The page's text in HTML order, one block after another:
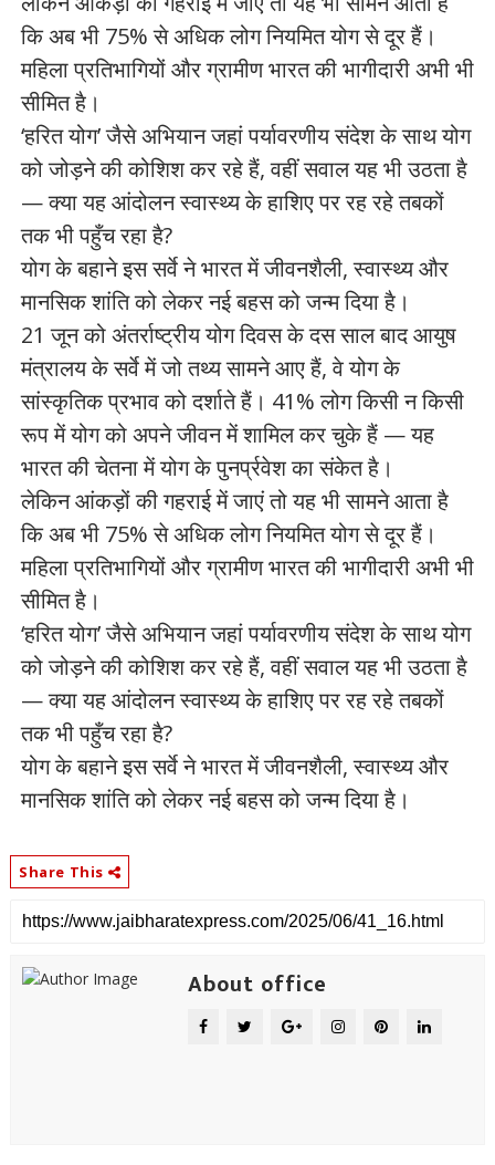
कि अब भी 75% से अधिक लोग नियमित योग से दूर हैं।
महिला प्रतिभागियों और ग्रामीण भारत की भागीदारी अभी भी
सीमित है।
‘हरित योग’ जैसे अभियान जहां पर्यावरणीय संदेश के साथ योग
को जोड़ने की कोशिश कर रहे हैं, वहीं सवाल यह भी उठता है
— क्या यह आंदोलन स्वास्थ्य के हाशिए पर रह रहे तबकों
तक भी पहुँच रहा है?
योग के बहाने इस सर्वे ने भारत में जीवनशैली, स्वास्थ्य और
मानसिक शांति को लेकर नई बहस को जन्म दिया है।
21 जून को अंतर्राष्ट्रीय योग दिवस के दस साल बाद आयुष
मंत्रालय के सर्वे में जो तथ्य सामने आए हैं, वे योग के
सांस्कृतिक प्रभाव को दर्शाते हैं। 41% लोग किसी न किसी
रूप में योग को अपने जीवन में शामिल कर चुके हैं — यह
भारत की चेतना में योग के पुनर्प्रवेश का संकेत है।
लेकिन आंकड़ों की गहराई में जाएं तो यह भी सामने आता है
कि अब भी 75% से अधिक लोग नियमित योग से दूर हैं।
महिला प्रतिभागियों और ग्रामीण भारत की भागीदारी अभी भी
सीमित है।
‘हरित योग’ जैसे अभियान जहां पर्यावरणीय संदेश के साथ योग
को जोड़ने की कोशिश कर रहे हैं, वहीं सवाल यह भी उठता है
— क्या यह आंदोलन स्वास्थ्य के हाशिए पर रह रहे तबकों
तक भी पहुँच रहा है?
योग के बहाने इस सर्वे ने भारत में जीवनशैली, स्वास्थ्य और
मानसिक शांति को लेकर नई बहस को जन्म दिया है।
Share This
About office